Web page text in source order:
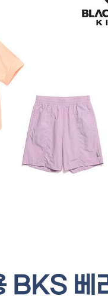
BKS